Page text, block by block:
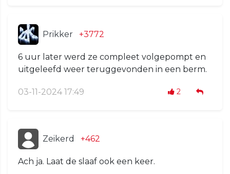
Prikker +3772
6 uur later werd ze compleet volgepompt en
uitgeleefd weer teruggevonden in een berm.
03-11-2024 17:49 2
Zeikerd +462
Ach ja. Laat de slaaf ook een keer.